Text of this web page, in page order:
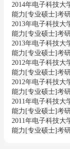
2014年电子科技大
能力[专业硕士]考
2013年电子科技大
能力[专业硕士]考
2013年电子科技大
能力[专业硕士]考
2012年电子科技大
能力[专业硕士]考
2012年电子科技大
能力[专业硕士]考
2011年电子科技大
能力[专业硕士]考
2011年电子科技大
能力[专业硕士]考